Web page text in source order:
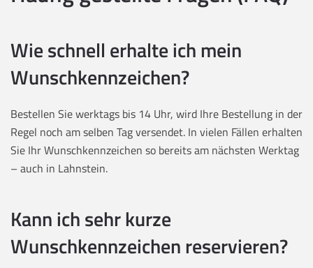
Wie schnell erhalte ich mein
Wunschkennzeichen?
Bestellen Sie werktags bis 14 Uhr, wird Ihre Bestellung in der
Regel noch am selben Tag versendet. In vielen Fällen erhalten
Sie Ihr Wunschkennzeichen so bereits am nächsten Werktag
– auch in Lahnstein.
Kann ich sehr kurze
Wunschkennzeichen reservieren?